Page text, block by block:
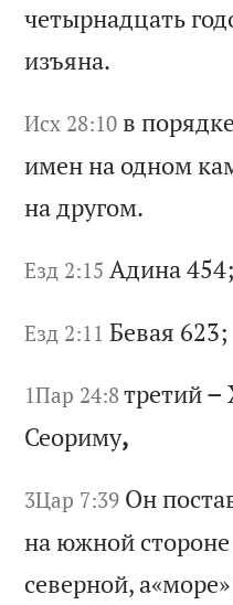
четырнадцать год
изъяна.
Исх 28:10 в порядке
имен на одном к
на другом.
Езд 2:15 Адина 454;
Езд 2:11 Бевая 623;
1Пар 24:8третий–
Сеориму,
3Цар 7:39 Он поста
на южной сторон
северной, а«море»